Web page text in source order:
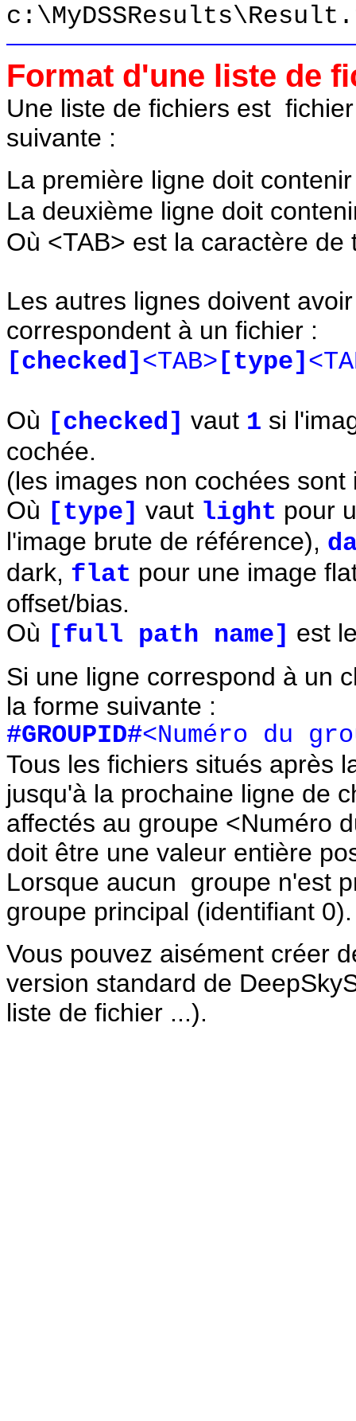
Format d'une liste de
Une liste de fichiers est
suivante :
La première ligne doit
La deuxième ligne doit
Où <TAB> est la caractère de
Les autres lignes doivent
correspondent à un fichier :
[checked] <TAB> [type]
Où [checked] vaut 1 si
cochée.
(les images non cochées
Où [type] vaut light pour
l'image brute de référence),
dark, flat pour une image
offset/bias.
Où [full path name] est
Si une ligne correspond à un
la forme suivante :
#GROUPID#<Numéro du
Tous les fichiers situés après
jusqu'à la prochaine ligne de
affectés au groupe <Numéro
doit être une valeur entière
Lorsque aucun groupe n'est
groupe principal (identifiant 0).
Vous pouvez aisément créer
version standard de
liste de fichier ...).